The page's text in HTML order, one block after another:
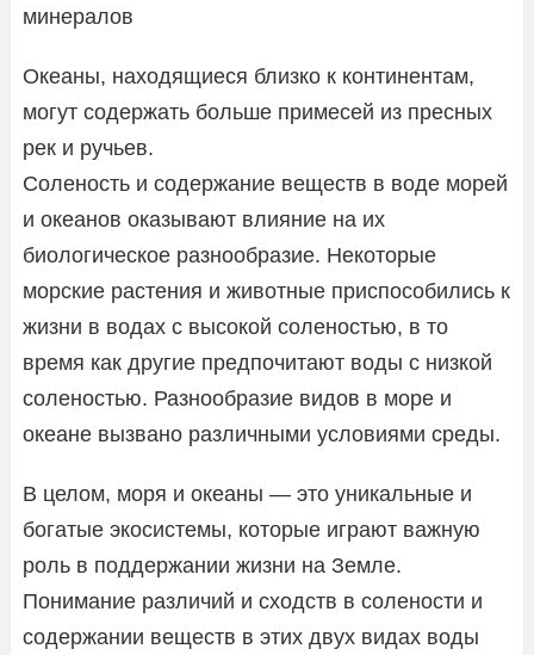
минералов
Океаны, находящиеся близко к континентам,
могут содержать больше примесей из пресных
рек и ручьев.
Соленость и содержание веществ в воде морей
и океанов оказывают влияние на их
биологическое разнообразие. Некоторые
морские растения и животные приспособились к
жизни в водах с высокой соленостью, в то
время как другие предпочитают воды с низкой
соленостью. Разнообразие видов в море и
океане вызвано различными условиями среды.
В целом, моря и океаны — это уникальные и
богатые экосистемы, которые играют важную
роль в поддержании жизни на Земле.
Понимание различий и сходств в солености и
содержании веществ в этих двух видах воды